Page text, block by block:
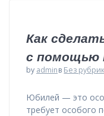
Как
с помощью
by adminв Без
Юбилей — это
требует особого